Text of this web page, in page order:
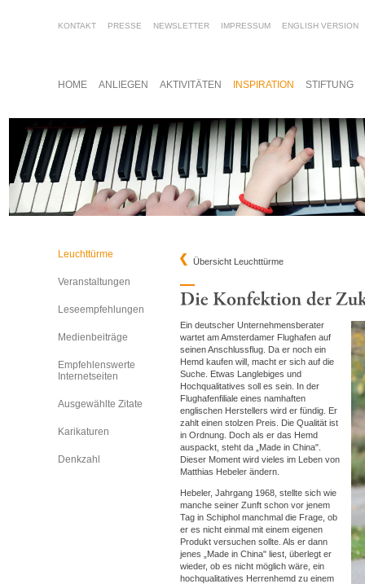
HOME ANLIEGEN AKTIVITÄTEN INSPIRATION STIFTUNG
Leuchttürme
Veranstaltungen
Leseempfehlungen
Medienbeiträge
Empfehlenswerte
Internetseiten
Ausgewählte Zitate
Karikaturen
Denkzahl
Übersicht Leuchttürme
Ein deutscher Unternehmensberater
wartet am Amsterdamer Flughafen auf
seinen Anschlussflug. Da er noch ein
Hemd kaufen will, macht er sich auf die
Suche. Etwas Langlebiges und
Hochqualitatives soll es sein. In der
Flughafenfiliale eines namhaften
englischen Herstellers wird er fündig. Er
zahlt einen stolzen Preis. Die Qualität ist
in Ordnung. Doch als er das Hemd
auspackt, steht da „Made in China".
Dieser Moment wird vieles im Leben von
Matthias Hebeler ändern.
Hebeler, Jahrgang 1968, stellte sich wie
manche seiner Zunft schon vor jenem
Tag in Schiphol manchmal die Frage, ob
er es nicht einmal mit einem eigenen
Produkt versuchen sollte. Als er dann
jenes „Made in China" liest, überlegt er
wieder, ob es nicht möglich wäre, ein
hochqualitatives Herrenhemd zu einem
KONTAKT PRESSE NEWSLETTER IMPRESSUM ENGLISH VERSION